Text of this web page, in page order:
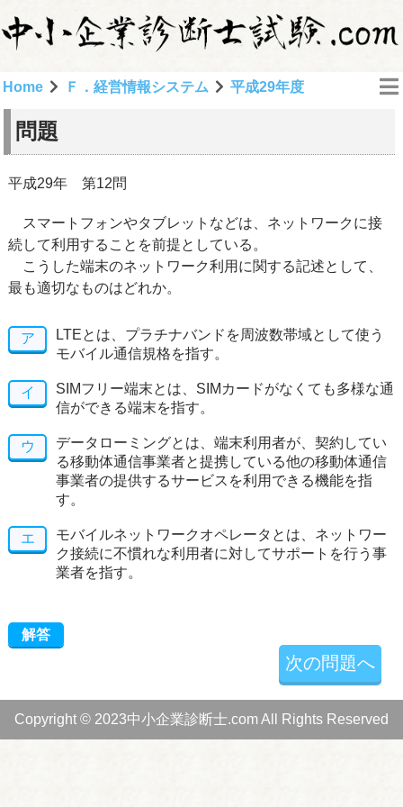
Home Ｆ．経営情報システム 平成29年度
問題
平成29年 第12問
スマートフォンやタブレットなどは、ネットワークに接
続して利用することを前提としている。
こうした端末のネットワーク利用に関する記述として、
最も適切なものはどれか。
ア
LTEとは、プラチナバンドを周波数帯域として使う
モバイル通信規格を指す。
イ
SIMフリー端末とは、SIMカードがなくても多様な通
信ができる端末を指す。
ウ
データローミングとは、端末利用者が、契約してい
る移動体通信事業者と提携している他の移動体通信
事業者の提供するサービスを利用できる機能を指
す。
エ
モバイルネットワークオペレータとは、ネットワー
ク接続に不慣れな利用者に対してサポートを行う事
業者を指す。
解答
次の問題へ
Copyright © 2023中小企業診断士.com All Rights Reserved